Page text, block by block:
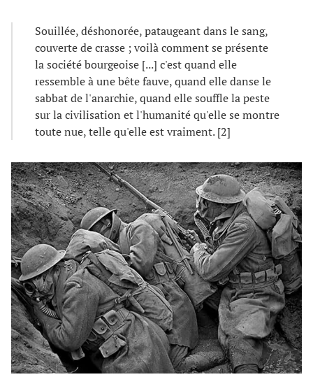
Souillée, déshonorée, pataugeant dans le sang,
couverte de crasse ; voilà comment se présente
la société bourgeoise [...] c'est quand elle
ressemble à une bête fauve, quand elle danse le
sabbat de l'anarchie, quand elle souffle la peste
sur la civilisation et l'humanité qu'elle se montre
toute nue, telle qu'elle est vraiment. [2]